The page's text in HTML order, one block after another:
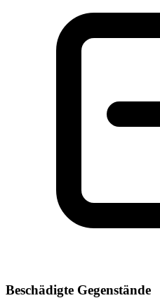
Beschädigte Gegenstände